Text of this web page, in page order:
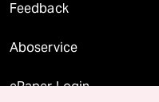
Feedback
Aboservice
ePaper Login